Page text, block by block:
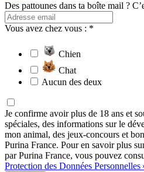
Des pattounes dans ta boîte mail ?
Vous avez chez vous : *
Chien
Chat
Aucun des deux
Je confirme avoir plus de 18 ans et
spéciales, des informations sur le
mon animal, des jeux-concours et
Purina France. Pour en savoir plus
par Purina France, vous pouvez
Protection des Données Personnelles